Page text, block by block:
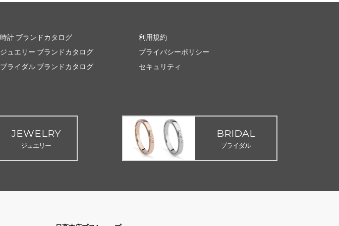
時計 ブランドカタログ
ジュエリー ブランドカタログ
ブライダル ブランドカタログ
利用規約
プライバシーポリシー
セキュリティ
JEWELRY
ジュエリー
BRIDAL
ブライダル